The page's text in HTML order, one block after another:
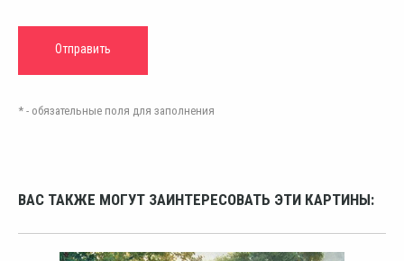
* - обязательные поля для заполнения
ВАС ТАКЖЕ МОГУТ ЗАИНТЕРЕСОВАТЬ ЭТИ КАРТИНЫ: